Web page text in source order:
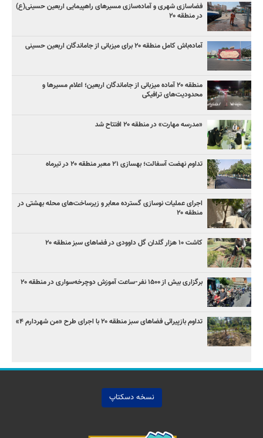
فضاسازی شهری و آماده‌سازی مسیرهای راهپیمایی اربعین حسینی(ع)
در منطقه ۲۰
آماده‌باش کامل منطقه ۲۰ برای میزبانی از جاماندگان اربعین حسینی
منطقه ۲۰ آماده میزبانی از جاماندگان اربعین؛ اعلام مسیرها و
محدودیت‌های ترافیکی
«مدرسه مهارت» در منطقه ۲۰ افتتاح شد
تداوم نهضت آسفالت؛ بهسازی ۲۱ معبر منطقه ۲۰ در تیرماه
اجرای عملیات نوسازی گسترده معابر و زیرساخت‌های محله بهشتی در
منطقه ۲۰
کاشت ۱۰ هزار گلدان گل داوودی در فضاهای سبز منطقه ۲۰
برگزاری بیش از ۱۵۰۰ نفر-ساعت آموزش دوچرخه‌سواری در منطقه ۲۰
تداوم بازپیرائی فضاهای سبز منطقه ۲۰ با اجرای طرح «من شهردارم ۴»
نسخه دسکتاپ